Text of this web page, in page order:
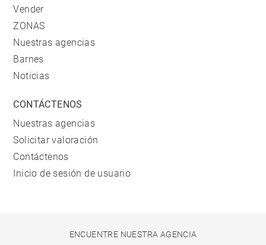
Vender
ZONAS
Nuestras agencias
Barnes
Noticias
CONTÁCTENOS
Nuestras agencias
Solicitar valoración
Contáctenos
Inicio de sesión de usuario
ENCUENTRE NUESTRA AGENCIA